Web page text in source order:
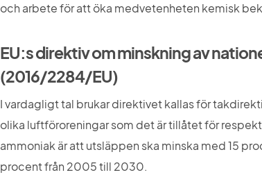
och arbete för att öka medvetenheten kemisk
EU:s direktiv om minskning av
(2016/2284/EU)
I vardagligt tal brukar direktivet kallas för
olika luftföroreningar som det är tillåtet för
ammoniak är att utsläppen ska minska med 15
procent från 2005 till 2030.